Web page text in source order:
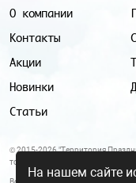
О компании
Контакты
Акции
Новинки
Статьи
© 2015-2026 "Территория
товаров для праздника.
На нашем сайте